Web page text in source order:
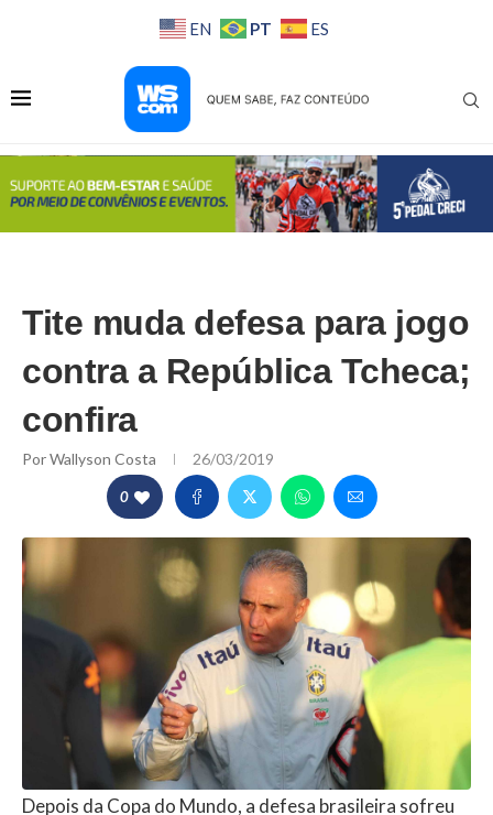
EN PT ES
Tite muda defesa para jogo
contra a República Tcheca;
confira
PorWallyson Costa 26/03/2019
0
Depois da Copa do Mundo, a defesa brasileira sofreu